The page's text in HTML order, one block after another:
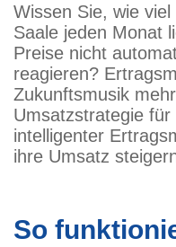
Wissen Sie, wie
Saale jeden Monat
Preise nicht
reagieren?
Zukunftsmusik
Umsatzstrategie
intelligenter
ihre Umsatz
So